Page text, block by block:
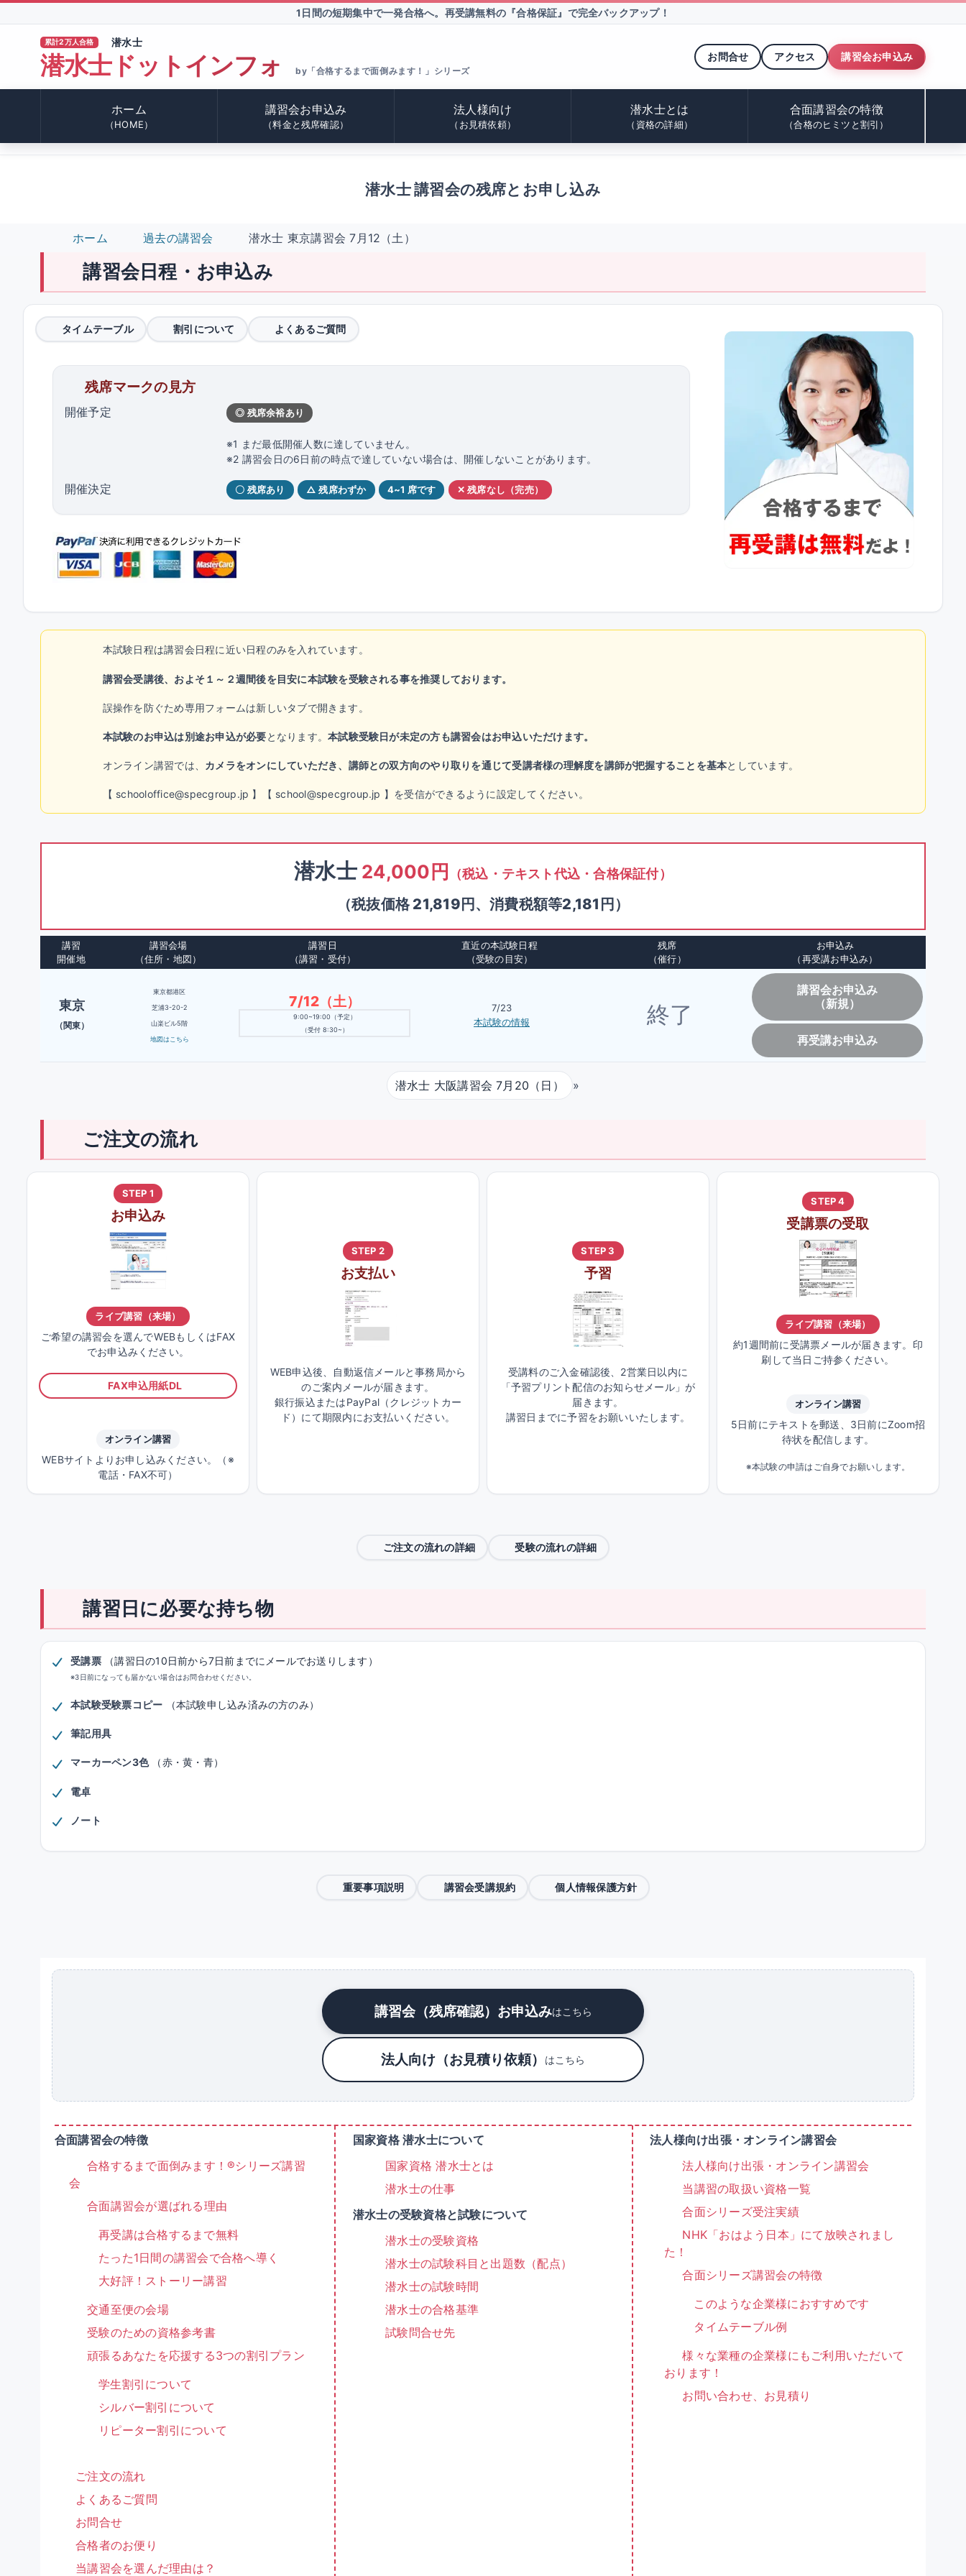
1日間の短期集中で一発合格へ。 再受講無料の『合格保証』で完全バックアップ！
累計2万人合格 潜水士
潜水士ドットインフォ by「合格するまで面倒みます！」シリーズ
お問合せ アクセス 講習会お申込み
ホーム
（HOME）
講習会お申込み
（料金と残席確認）
法人様向け
（お見積依頼）
潜水士とは
（資格の詳細）
合面講習会の特徴
（合格のヒミツと割引）
潜水士 講習会の残席とお申し込み
ホーム 過去の講習会 潜水士 東京講習会 7月12（土）
講習会日程・お申込み
タイムテーブル 割引について よくあるご質問
残席マークの見方
開催予定 ◎ 残席余裕あり
※1 まだ最低開催人数に達していません。
※2 講習会日の6日前の時点で達していない場合は、開催しないことがあります。
開催決定 〇 残席あり △ 残席わずか 4~1 席です ✕ 残席なし（完売）
本試験日程は講習会日程に近い日程のみを入れています。
講習会受講後、およそ１～２週間後を目安に本試験を受験される事を推奨しております。
誤操作を防ぐため専用フォームは新しいタブで開きます。
本試験のお申込は別途お申込が必要となります。本試験受験日が未定の方も講習会はお申込いただけます。
オンライン講習では、 カメラをオンにしていただき、講師との双方向のやり取りを通じて受講者様の理解度を講師が把握することを基本としています。
【 schooloffice@specgroup.jp 】【 school@specgroup.jp 】を受信ができるように設定してください。
潜水士 24,000円 （税込・テキスト代込・合格保証付）
（税抜価格 21,819円、消費税額等2,181円）
講習
開催地
講習会場
（住所・地図）
講習日
（講習・受付）
直近の本試験日程
（受験の目安）
残席
（催行）
お申込み
（再受講お申込み）
東京
（関東）
東京都港区
芝浦3-20-2
山楽ビル5階
地図はこちら
7/12（土）
9:00~19:00（予定）
（受付 8:30~）
7/23
本試験の情報
終了
講習会お申込み
（新規）
再受講お申込み
潜水士 大阪講習会 7月20（日） »
ご注文の流れ
STEP 1
お申込み
ライブ講習（来場）
ご希望の講習会を選んでWEBもしくはFAX
でお申込みください。
FAX申込用紙DL
オンライン講習
WEBサイトよりお申し込みください。（※
電話・FAX不可）
STEP 2
お支払い
WEB申込後、自動返信メールと事務局から
のご案内メールが届きます。
銀行振込またはPayPal（クレジットカー
ド）にて期限内にお支払いください。
STEP 3
予習
受講料のご入金確認後、2営業日以内に
「予習プリント配信のお知らせメール」が
届きます。
講習日までに予習をお願いいたします。
STEP 4
受講票の受取
ライブ講習（来場）
約1週間前に受講票メールが届きます。印
刷して当日ご持参ください。
オンライン講習
5日前にテキストを郵送、3日前にZoom招
待状を配信します。
※本試験の申請はご自身でお願いします。
ご注文の流れの詳細 受験の流れの詳細
講習日に必要な持ち物
受講票 （講習日の10日前から7日前までにメールでお送りします）
※3日前になっても届かない場合はお問合わせください。
本試験受験票コピー （本試験申し込み済みの方のみ）
筆記用具
マーカーペン3色 （赤・黄・青）
電卓
ノート
重要事項説明 講習会受講規約 個人情報保護方針
講習会（残席確認）お申込みはこちら
法人向け（お見積り依頼） はこちら
合面講習会の特徴
合格するまで面倒みます！®シリーズ講習
会
合面講習会が選ばれる理由
再受講は合格するまで無料
たった1日間の講習会で合格へ導く
大好評！ストーリー講習
交通至便の会場
受験のための資格参考書
頑張るあなたを応援する3つの割引プラン
学生割引について
シルバー割引について
リピーター割引について
ご注文の流れ
よくあるご質問
お問合せ
合格者のお便り
当講習会を選んだ理由は？
国家資格 潜水士について
国家資格 潜水士とは
潜水士の仕事
潜水士の受験資格と試験について
潜水士の受験資格
潜水士の試験科目と出題数（配点）
潜水士の試験時間
潜水士の合格基準
試験問合せ先
法人様向け出張・オンライン講習会
法人様向け出張・オンライン講習会
当講習の取扱い資格一覧
合面シリーズ受注実績
NHK「おはよう日本」にて放映されまし
た！
合面シリーズ講習会の特徴
このような企業様におすすめです
タイムテーブル例
様々な業種の企業様にもご利用いただいて
おります！
お問い合わせ、お見積り